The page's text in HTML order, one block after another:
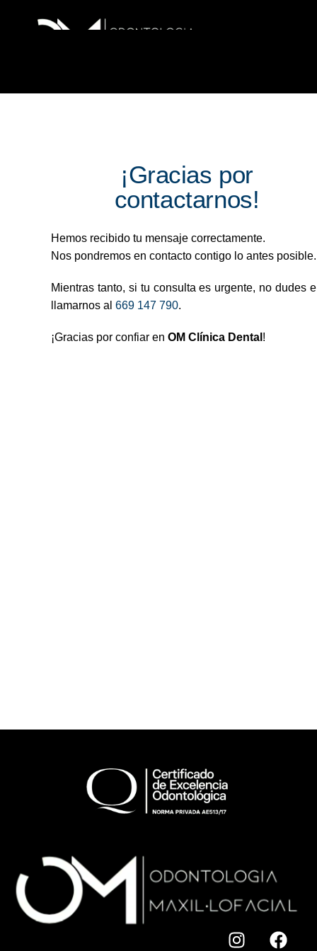
¡Gracias por
contactarnos!
Hemos recibido tu mensaje correctamente.
Nos pondremos en contacto contigo lo antes posible.
Mientras tanto, si tu consulta es urgente, no dudes
llamarnos al 669 147 790.
¡Gracias por confiar en OM Clínica Dental !